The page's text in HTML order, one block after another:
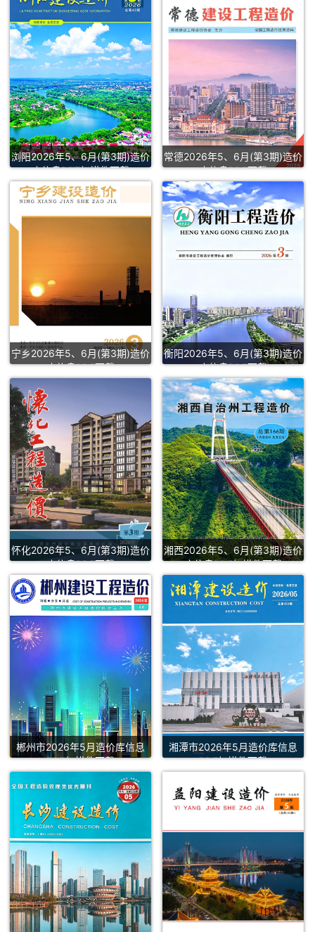
浏阳2026年5、6月(第3期)造价
库信息PDF扫描件下载
常德2026年5、6月(第3期)造价
库信息PDF下载
宁乡2026年5、6月(第3期)造价
库信息PDF下载
衡阳2026年5、6月(第3期)造价
库信息PDF下载
怀化2026年5、6月(第3期)造价
库信息PDF下载
湘西2026年5、6月(第3期)造价
库信息PDF扫描件下载
郴州市2026年5月造价库信息
PDF扫描件下载
湘潭市2026年5月造价库信息
PDF扫描件下载